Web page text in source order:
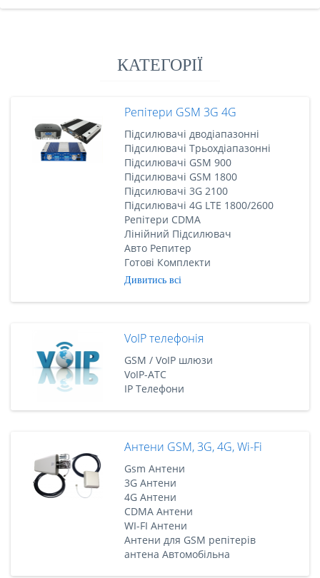
КАТЕГОРІЇ
Репітери GSM 3G 4G
Підсилювачі дводіапазонні
Підсилювачі Трьохдіапазонні
Підсилювачі GSM 900
Підсилювачі GSM 1800
Підсилювачі 3G 2100
Підсилювачі 4G LTE 1800/2600
Репітери CDMA
Лінійний Підсилювач
Авто Репитер
Готові Комплекти
Дивитись всі
VoIP телефонія
GSM / VoIP шлюзи
VoIP-АТС
IP Телефони
Антени GSM, 3G, 4G, Wi-Fi
Gsm Антени
3G Антени
4G Антени
CDMA Антени
WI-FI Антени
Антени для GSM репітерів
антена Автомобільна